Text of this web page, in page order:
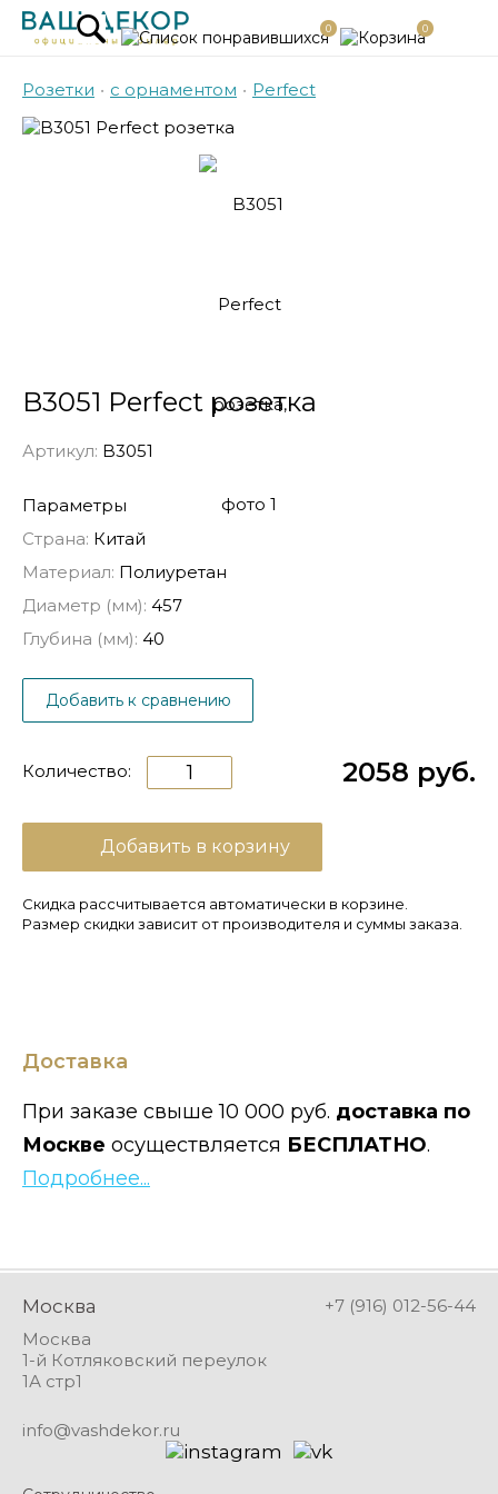
0 0
Розетки • с орнаментом • Perfect
B3051 Perfect розетка
Артикул: B3051
Параметры
Страна: Китай
Материал: Полиуретан
Диаметр (мм): 457
Глубина (мм): 40
Добавить к сравнению
2058 руб.
Количество:
Добавить в корзину
Скидка рассчитывается автоматически в корзине.
Размер скидки зависит от производителя и суммы заказа.
Доставка
При заказе свыше 10 000 руб. доставка по
Москве осуществляется БЕСПЛАТНО.
Подробнее...
Москва
+7 (916) 012-56-44
Москва
1-й Котляковский переулок
1А стр1
info@vashdekor.ru